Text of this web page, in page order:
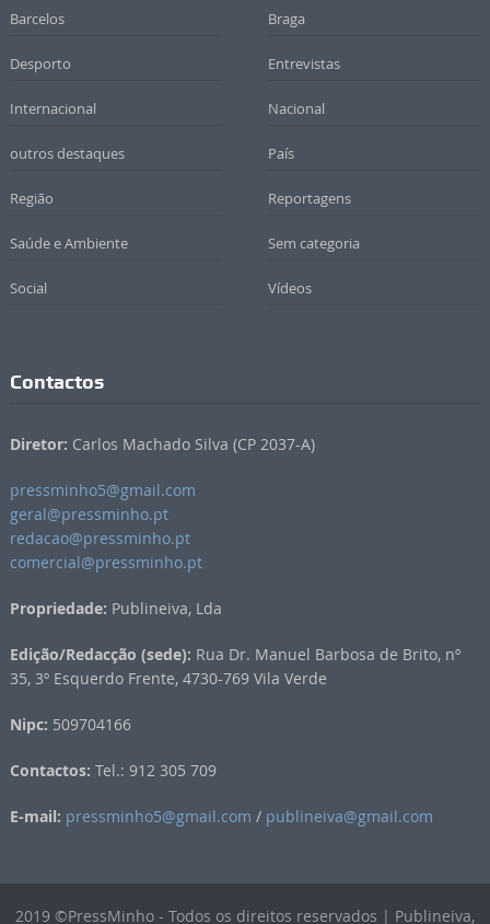
Barcelos Braga
Desporto Entrevistas
Internacional Nacional
outros destaques País
Região Reportagens
Saúde e Ambiente Sem categoria
Social Vídeos
Contactos
Diretor: Carlos Machado Silva (CP 2037-A)
pressminho5@gmail.com
geral@pressminho.pt
redacao@pressminho.pt
comercial@pressminho.pt
Propriedade: Publineiva, Lda
Edição/Redacção (sede): Rua Dr. Manuel Barbosa de Brito, nº
35, 3º Esquerdo Frente, 4730-769 Vila Verde
Nipc: 509704166
Contactos: Tel.: 912 305 709
E-mail: pressminho5@gmail.com / publineiva@gmail.com
2019 ©PressMinho - Todos os direitos reservados | Publineiva,